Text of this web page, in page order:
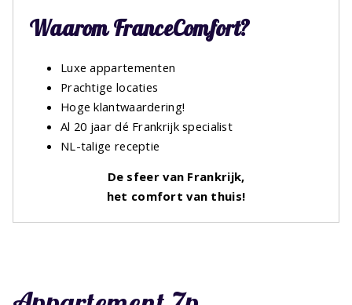
Waarom FranceComfort?
Luxe appartementen
Prachtige locaties
Hoge klantwaardering!
Al 20 jaar dé Frankrijk specialist
NL-talige receptie
De sfeer van Frankrijk,
het comfort van thuis!